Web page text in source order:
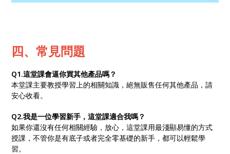
四、常見問題
Q1.這堂課會逼你買其他產品嗎？
本堂課主要教授學習上的相關知識，絕無販售任何其他產品，請
安心收看。
Q2.我是一位學習新手，這堂課適合我嗎？
如果你還沒有任何相關經驗，放心，這堂課用最淺顯易懂的方式
授課，不管你是有底子或者完全零基礎的新手，都可以輕鬆學
習。